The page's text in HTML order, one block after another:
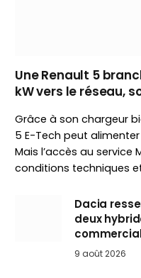
Une Renault 5
kW vers le réseau,
Grâce à son chargeur
5 E-Tech peut
Mais l’accès au service
conditions techniques
Dacia
deux
9 août 2026